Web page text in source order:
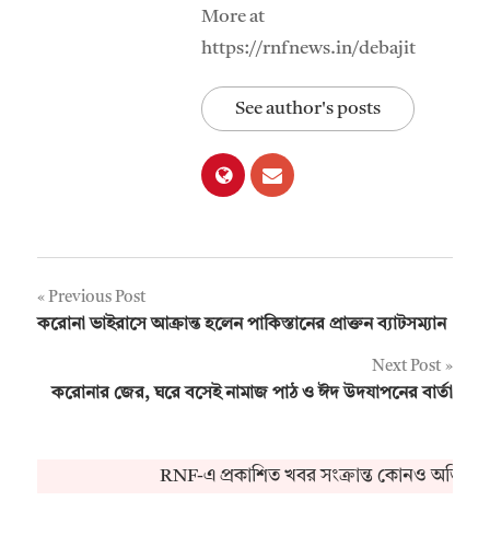
More at
https://rnfnews.in/debajit
See author's posts
Post
Previous Post
করোনা ভাইরাসে আক্রান্ত হলেন পাকিস্তানের প্রাক্তন ব্যাটসম্যান
Next Post
করোনার জের, ঘরে বসেই নামাজ পাঠ ও ঈদ উদযাপনের বার্তা
RNF-এ প্রকাশিত খবর সংক্রান্ত কোনও